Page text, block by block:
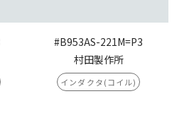
#B953AS-221M=P3
村田製作所
インダクタ(コイル)